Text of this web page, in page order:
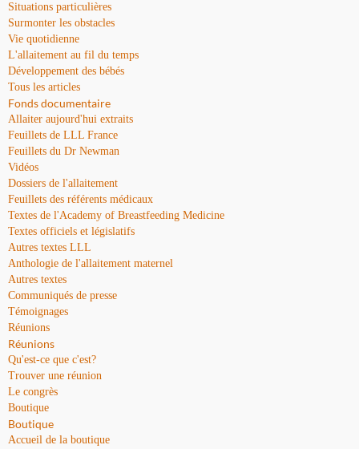
Situations particulières
Surmonter les obstacles
Vie quotidienne
L'allaitement au fil du temps
Développement des bébés
Tous les articles
Fonds documentaire
Allaiter aujourd'hui extraits
Feuillets de LLL France
Feuillets du Dr Newman
Vidéos
Dossiers de l'allaitement
Feuillets des référents médicaux
Textes de l'Academy of Breastfeeding Medicine
Textes officiels et législatifs
Autres textes LLL
Anthologie de l'allaitement maternel
Autres textes
Communiqués de presse
Témoignages
Réunions
Réunions
Qu'est-ce que c'est?
Trouver une réunion
Le congrès
Boutique
Boutique
Accueil de la boutique